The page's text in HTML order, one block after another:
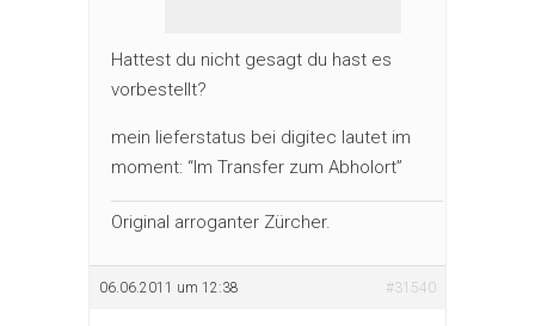
Hattest du nicht gesagt du hast es
vorbestellt?
mein lieferstatus bei digitec lautet im
moment: “Im Transfer zum Abholort”
Original arroganter Zürcher.
06.06.2011 um 12:38 #31540